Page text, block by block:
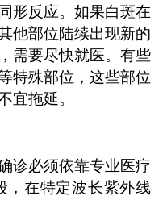
形反应。如果白斑在
他部位陆续出现新的
需要尽快就医。有些
特殊部位，这些部位
宜拖延。
诊必须依靠专业医疗
，在特定波长紫外线